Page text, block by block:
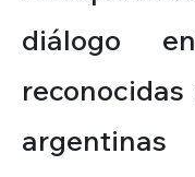
diálogo